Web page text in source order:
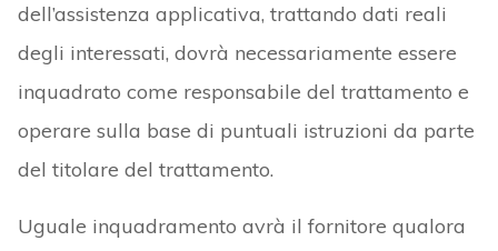
dell’assistenza applicativa, trattando dati reali
degli interessati, dovrà necessariamente essere
inquadrato come responsabile del trattamento e
operare sulla base di puntuali istruzioni da parte
del titolare del trattamento.
Uguale inquadramento avrà il fornitore qualora